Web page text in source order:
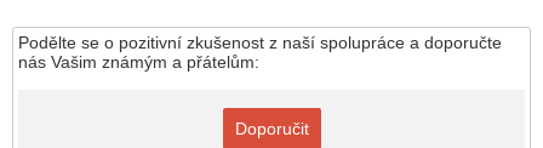
Podělte se o pozitivní zkušenost z naší spolupráce a doporučte
nás Vašim známým a přátelům:
Doporučit